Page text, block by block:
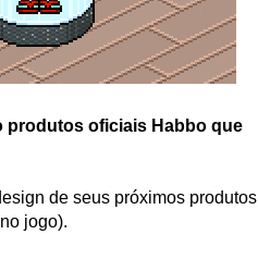
produtos oficiais Habbo que
de seus próximos produtos
jogo).